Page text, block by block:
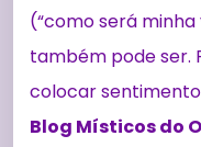
(“como será
também pode ser.
colocar
Blog Místicos do